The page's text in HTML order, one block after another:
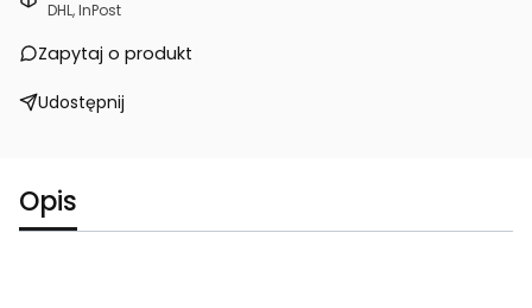
DHL, InPost
Zapytaj o produkt
Udostępnij
Opis